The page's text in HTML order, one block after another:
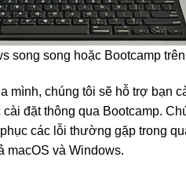
song song hoặc Bootcamp
mình, chúng tôi sẽ hỗ trợ bạn
đặt thông qua Bootcamp.
các lỗi thường gặp trong
macOS và Windows.